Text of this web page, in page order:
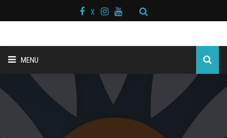
X
MENU
ANA SAYFA
BAŞKAN MESAJI